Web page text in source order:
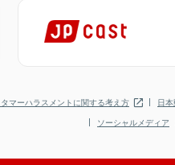
マーハラスメントに関する考え方
日
ソーシャルメディア